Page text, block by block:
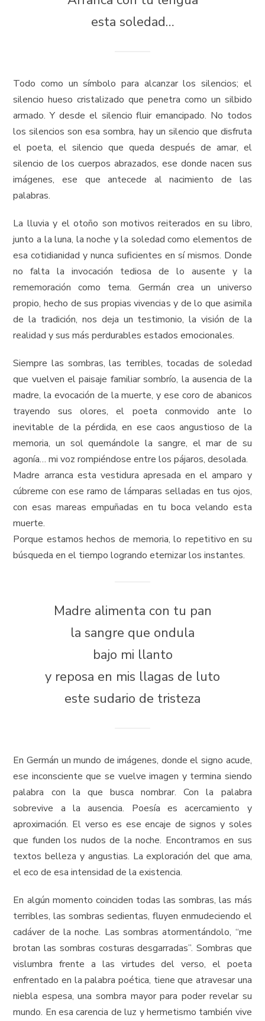
esta soledad…
Todo como un símbolo para alcanzar los silencios; el
silencio hueso cristalizado que penetra como un silbido
armado. Y desde el silencio fluir emancipado. No todos
los silencios son esa sombra, hay un silencio que disfruta
el poeta, el silencio que queda después de amar, el
silencio de los cuerpos abrazados, ese donde nacen sus
imágenes, ese que antecede al nacimiento de las
palabras.
La lluvia y el otoño son motivos reiterados en su libro,
junto a la luna, la noche y la soledad como elementos de
esa cotidianidad y nunca suficientes en sí mismos. Donde
no falta la invocación tediosa de lo ausente y la
rememoración como tema. Germán crea un universo
propio, hecho de sus propias vivencias y de lo que asimila
de la tradición, nos deja un testimonio, la visión de la
realidad y sus más perdurables estados emocionales.
Siempre las sombras, las terribles, tocadas de soledad
que vuelven el paisaje familiar sombrío, la ausencia de la
madre, la evocación de la muerte, y ese coro de abanicos
trayendo sus olores, el poeta conmovido ante lo
inevitable de la pérdida, en ese caos angustioso de la
memoria, un sol quemándole la sangre, el mar de su
agonía… mi voz rompiéndose entre los pájaros, desolada.
Madre arranca esta vestidura apresada en el amparo y
cúbreme con ese ramo de lámparas selladas en tus ojos,
con esas mareas empuñadas en tu boca velando esta
muerte.
Porque estamos hechos de memoria, lo repetitivo en su
búsqueda en el tiempo logrando eternizar los instantes.
Madre alimenta con tu pan
la sangre que ondula
bajo mi llanto
y reposa en mis llagas de luto
este sudario de tristeza
En Germán un mundo de imágenes, donde el signo acude,
ese inconsciente que se vuelve imagen y termina siendo
palabra con la que busca nombrar. Con la palabra
sobrevive a la ausencia. Poesía es acercamiento y
aproximación. El verso es ese encaje de signos y soles
que funden los nudos de la noche. Encontramos en sus
textos belleza y angustias. La exploración del que ama,
el eco de esa intensidad de la existencia.
En algún momento coinciden todas las sombras, las más
terribles, las sombras sedientas, fluyen enmudeciendo el
cadáver de la noche. Las sombras atormentándolo, “me
brotan las sombras costuras desgarradas”. Sombras que
vislumbra frente a las virtudes del verso, el poeta
enfrentado en la palabra poética, tiene que atravesar una
niebla espesa, una sombra mayor para poder revelar su
mundo. En esa carencia de luz y hermetismo también vive